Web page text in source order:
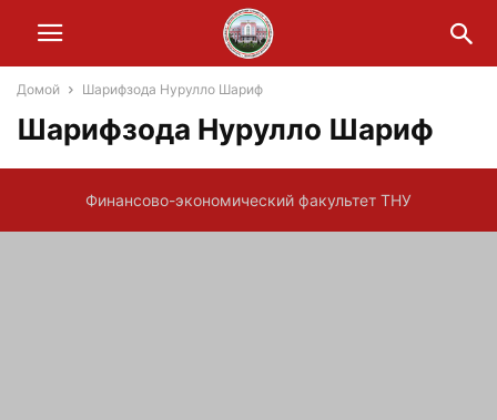
Домой Шарифзода Нурулло Шариф
Шарифзода Нурулло Шариф
Финансово-экономический факультет ТНУ